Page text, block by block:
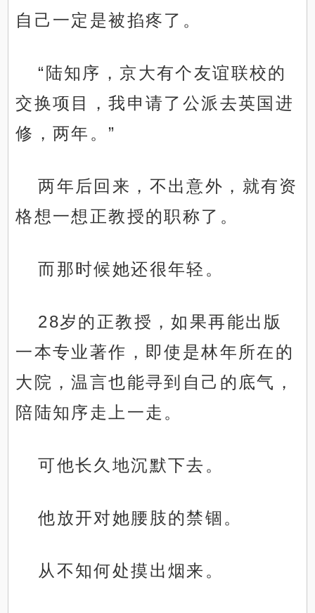
自己一定是被掐疼了。
“陆知序，京大有个友谊联校的
交换项目，我申请了公派去英国进
修，两年。”
两年后回来，不出意外，就有资
格想一想正教授的职称了。
而那时候她还很年轻。
28岁的正教授，如果再能出版
一本专业著作，即使是林年所在的
大院，温言也能寻到自己的底气，
陪陆知序走上一走。
可他长久地沉默下去。
他放开对她腰肢的禁锢。
从不知何处摸出烟来。